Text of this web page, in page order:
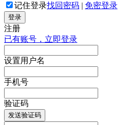
记住登录找回密码 | 免密登录
登录
注册
已有账号，立即登录
设置用户名
手机号
验证码
发送验证码